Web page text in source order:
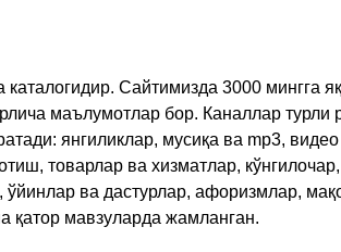
каталогидир. Сайтимизда 3000
маълумотлар бор. Каналлар турли
янгиликлар, мусиқа ва mp3,
товарлар ва хизматлар,
ва дастурлар, афоризмлар,
қатор мавзуларда жамланган.